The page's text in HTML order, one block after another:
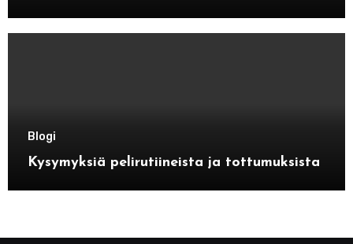
Blogi
Kysymyksiä pelirutiineista ja tottumuksista